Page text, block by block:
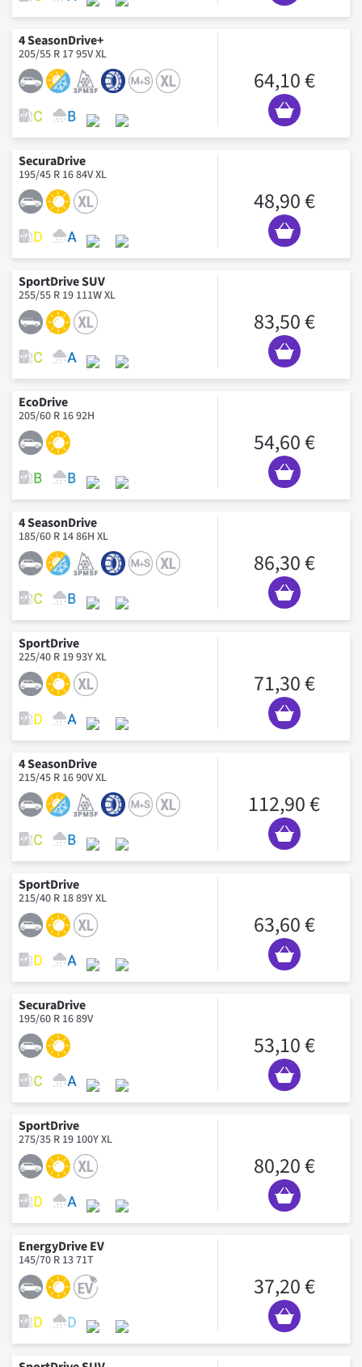
4 SeasonDrive+
205/55 R 17 95V XL
64,10 €
SecuraDrive
195/45 R 16 84V XL
48,90 €
SportDrive SUV
255/55 R 19 111W XL
83,50 €
EcoDrive
205/60 R 16 92H
54,60 €
4 SeasonDrive
185/60 R 14 86H XL
86,30 €
SportDrive
225/40 R 19 93Y XL
71,30 €
4 SeasonDrive
215/45 R 16 90V XL
112,90 €
SportDrive
215/40 R 18 89Y XL
63,60 €
SecuraDrive
195/60 R 16 89V
53,10 €
SportDrive
275/35 R 19 100Y XL
80,20 €
EnergyDrive EV
145/70 R 13 71T
37,20 €